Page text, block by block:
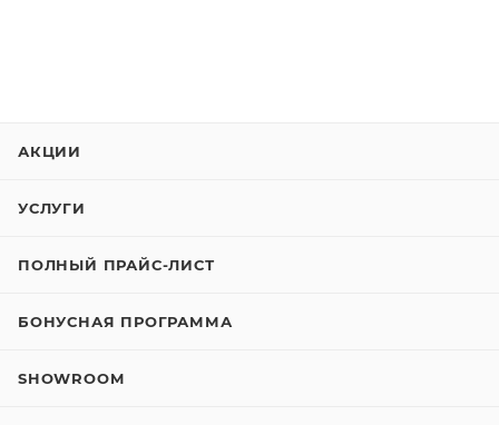
АКЦИИ
УСЛУГИ
ПОЛНЫЙ ПРАЙС-ЛИСТ
БОНУСНАЯ ПРОГРАММА
SHOWROOM